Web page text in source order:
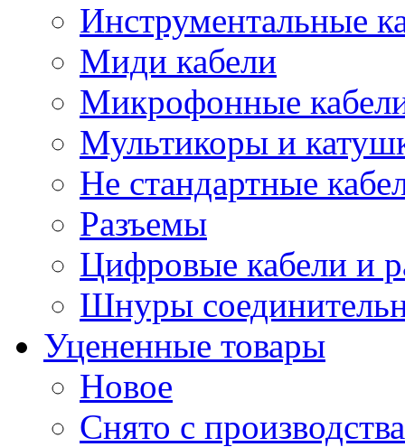
Инструментальные
Миди кабели
Микрофонные
Мультикоры и
Не стандартные
Разъемы
Цифровые кабели и
Шнуры
Уцененные товары
Новое
Снято с производства